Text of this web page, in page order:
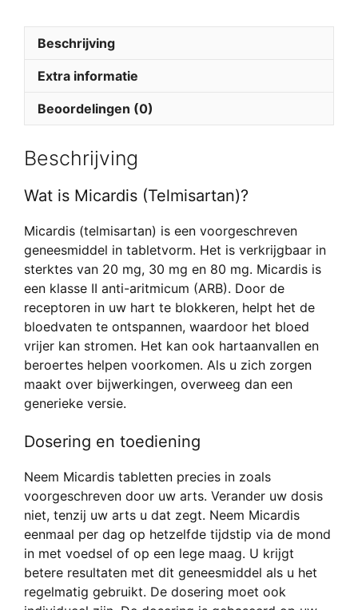
Beschrijving
Extra informatie
Beoordelingen (0)
Beschrijving
Wat is Micardis (Telmisartan)?
Micardis (telmisartan) is een voorgeschreven
geneesmiddel in tabletvorm. Het is verkrijgbaar in
sterktes van 20 mg, 30 mg en 80 mg. Micardis is
een klasse II anti-aritmicum (ARB). Door de
receptoren in uw hart te blokkeren, helpt het de
bloedvaten te ontspannen, waardoor het bloed
vrijer kan stromen. Het kan ook hartaanvallen en
beroertes helpen voorkomen. Als u zich zorgen
maakt over bijwerkingen, overweeg dan een
generieke versie.
Dosering en toediening
Neem Micardis tabletten precies in zoals
voorgeschreven door uw arts. Verander uw dosis
niet, tenzij uw arts u dat zegt. Neem Micardis
eenmaal per dag op hetzelfde tijdstip via de mond
in met voedsel of op een lege maag. U krijgt
betere resultaten met dit geneesmiddel als u het
regelmatig gebruikt. De dosering moet ook